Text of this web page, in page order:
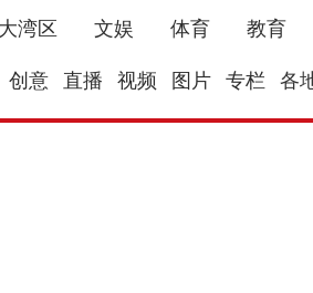
大湾区 文娱 体育 教育
创意 直播 视频 图片 专栏 各